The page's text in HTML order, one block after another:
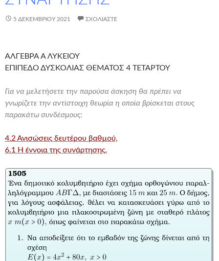
5 ΔΕΚΕΜΒΡΊΟΥ 2021 ΣΧΟΛΙΆΣΤΕ
ΑΛΓΕΒΡΑ Α ΛΥΚΕΙΟΥ
ΕΠΙΠΕΔΟ ΔΥΣΚΟΛΙΑΣ ΘΕΜΑΤΟΣ 4 ΤΕΤΑΡΤΟΥ
Για να μελετήσετε την παρούσα άσκηση θα πρέπει να
γνωρίζετε την αντίστοιχη θεωρία η οποία βρίσκεται στους
παρακάτω συνδέσμους:
4.2 Ανισώσεις δευτέρου βαθμού,
6.1 Η έννοια της συνάρτησης.